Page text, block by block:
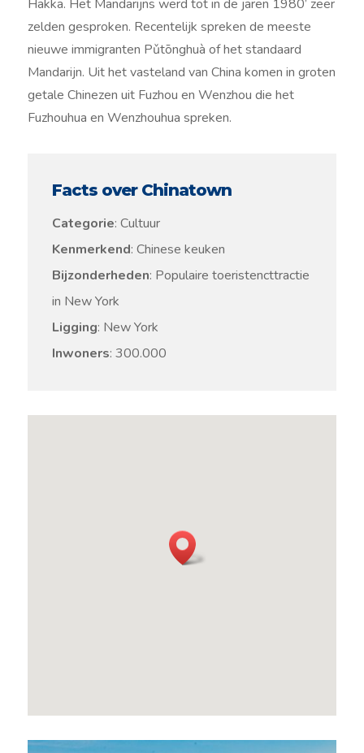
Hakka. Het Mandarijns werd tot in de jaren 1980’ zeer
zelden gesproken. Recentelijk spreken de meeste
nieuwe immigranten Pǔtōnghuà of het standaard
Mandarijn. Uit het vasteland van China komen in groten
getale Chinezen uit Fuzhou en Wenzhou die het
Fuzhouhua en Wenzhouhua spreken.
Facts over Chinatown
Categorie: Cultuur
Kenmerkend: Chinese keuken
Bijzonderheden: Populaire toeristencttractie
in New York
Ligging: New York
Inwoners: 300.000